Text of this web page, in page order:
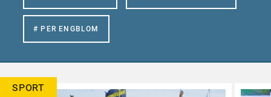
# PER ENGBLOM
SPORT